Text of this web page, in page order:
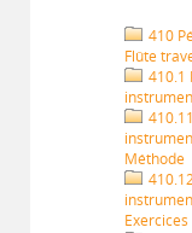
410
Flûte
410.1
Méthode
Exercices